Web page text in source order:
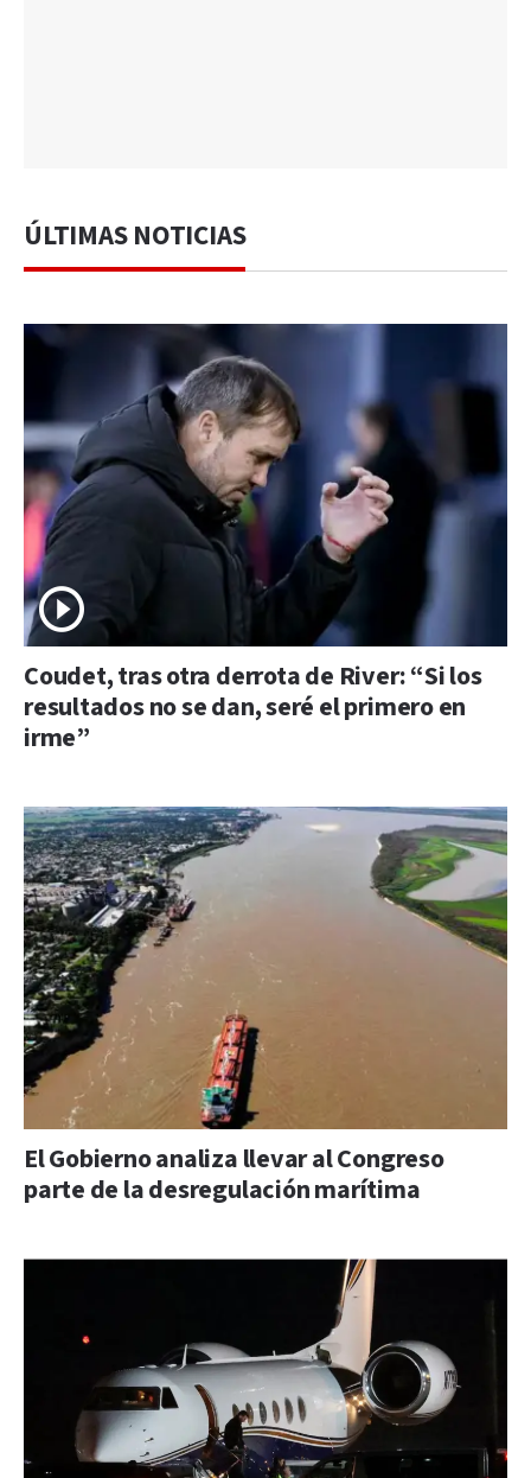
ÚLTIMAS NOTICIAS
Coudet, tras otra derrota de River: “Si los
resultados no se dan, seré el primero en
irme”
El Gobierno analiza llevar al Congreso
parte de la desregulación marítima